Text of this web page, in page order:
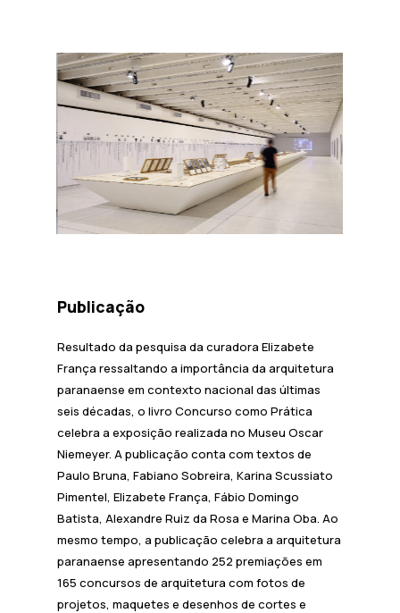
Publicação
Resultado da pesquisa da curadora Elizabete
França ressaltando a importância da arquitetura
paranaense em contexto nacional das últimas
seis décadas, o livro Concurso como Prática
celebra a exposição realizada no Museu Oscar
Niemeyer. A publicação conta com textos de
Paulo Bruna, Fabiano Sobreira, Karina Scussiato
Pimentel, Elizabete França, Fábio Domingo
Batista, Alexandre Ruiz da Rosa e Marina Oba. Ao
mesmo tempo, a publicação celebra a arquitetura
paranaense apresentando 252 premiações em
165 concursos de arquitetura com fotos de
projetos, maquetes e desenhos de cortes e